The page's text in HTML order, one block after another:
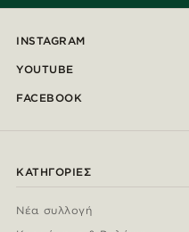
INSTAGRAM
YOUTUBE
FACEBOOK
ΚΑΤΗΓΟΡΊΕΣ
Νέα συλλογή